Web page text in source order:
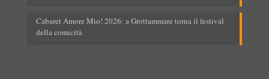
Cabaret Amore Mio! 2026: a Grottammare torna il festival
della comicità